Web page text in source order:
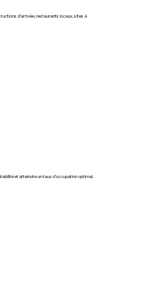
d’arrivée, restaurants locaux, sites à
et atteindre un taux d’occupation optimal.